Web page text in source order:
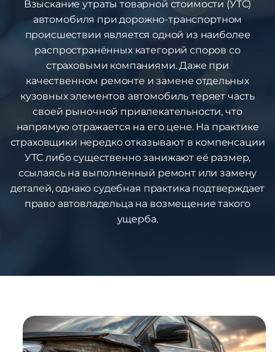
Взыскание утраты товарной стоимости (УТС)
автомобиля при дорожно-транспортном
происшествии является одной из наиболее
распространённых категорий споров со
страховыми компаниями. Даже при
качественном ремонте и замене отдельных
кузовных элементов автомобиль теряет часть
своей рыночной привлекательности, что
напрямую отражается на его цене. На практике
страховщики нередко отказывают в компенсации
УТС либо существенно занижают её размер,
ссылаясь на выполненный ремонт или замену
деталей, однако судебная практика подтверждает
право автовладельца на возмещение такого
ущерба.